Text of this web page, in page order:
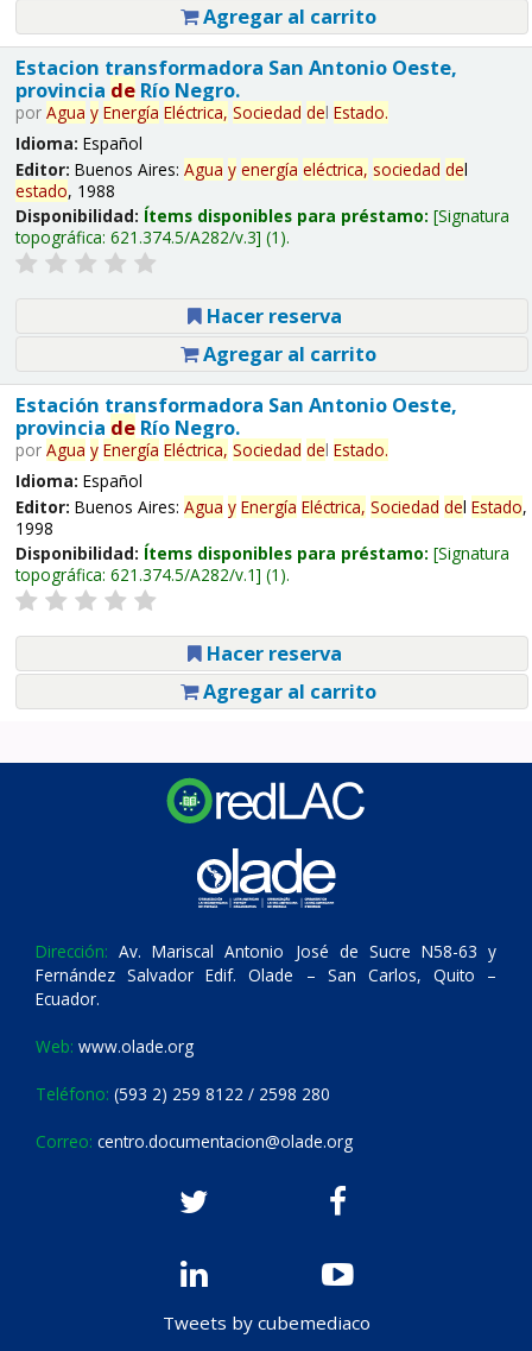
Agregar al carrito
Estacion transformadora San Antonio Oeste,
provincia deRío Negro.
por Agua y Energía Eléctrica, Sociedad del Estado.
Idioma: Español
Editor: Buenos Aires: Agua y energía eléctrica, sociedad del
estado, 1988
Disponibilidad: Ítems disponibles para préstamo: Signatura
topográfica: 621.374.5/A282/v.3 (1).
Hacer reserva
Agregar al carrito
Estación transformadora San Antonio Oeste,
provincia deRío Negro.
por Agua y Energía Eléctrica, Sociedad del Estado.
Idioma: Español
Editor: Buenos Aires: Agua y Energía Eléctrica, Sociedad del Estado,
1998
Disponibilidad: Ítems disponibles para préstamo: Signatura
topográfica: 621.374.5/A282/v.1 (1).
Hacer reserva
Agregar al carrito
Dirección: Av. Mariscal Antonio José de Sucre N58-63 y
Fernández Salvador Edif. Olade – San Carlos, Quito –
Ecuador.
Web: www.olade.org
Teléfono: (593 2) 259 8122 / 2598 280
Correo: centro.documentacion@olade.org
Tweets by cubemediaco